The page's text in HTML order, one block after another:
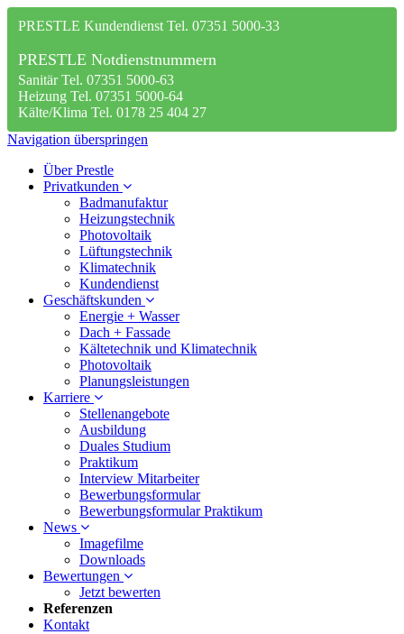
PRESTLE Kundendienst Tel. 07351 5000-33
PRESTLE Notdienstnummern
Sanitär Tel. 07351 5000-63
Heizung Tel. 07351 5000-64
Kälte/Klima Tel. 0178 25 404 27
Navigation überspringen
Über Prestle
Privatkunden
Badmanufaktur
Heizungstechnik
Photovoltaik
Lüftungstechnik
Klimatechnik
Kundendienst
Geschäftskunden
Energie + Wasser
Dach + Fassade
Kältetechnik und Klimatechnik
Photovoltaik
Planungsleistungen
Karriere
Stellenangebote
Ausbildung
Duales Studium
Praktikum
Interview Mitarbeiter
Bewerbungsformular
Bewerbungsformular Praktikum
News
Imagefilme
Downloads
Bewertungen
Jetzt bewerten
Referenzen
Kontakt